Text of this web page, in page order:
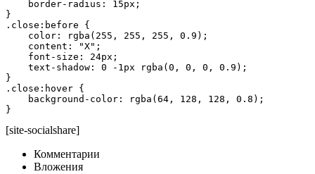
    border-radius: 15px;
}
.close:before {
    color: rgba(255, 255, 255, 0.9);
    content: "X";
    font-size: 24px;
    text-shadow: 0 -1px rgba(0, 0, 0, 0.9);
}
.close:hover {
    background-color: rgba(64, 128, 128, 0.8);
}
[site-socialshare]
Комментарии
Вложения